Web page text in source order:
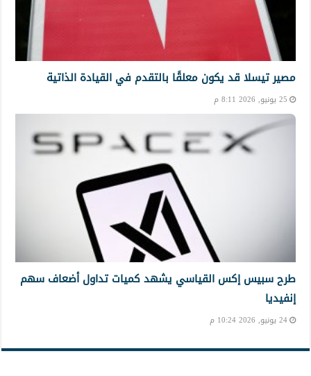
مصير تيسلا قد يكون معلقًا بالتقدم في القيادة الذاتية
25 يونيو, 2026 8:11 م
طرح سبيس إكس القياسي يشهد كميات تداول أضعاف سهم
إنفيديا
24 يونيو, 2026 10:24 م